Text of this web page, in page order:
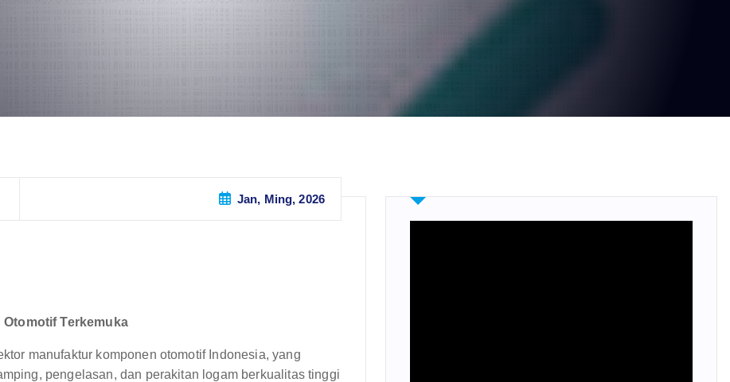
Jan, Ming, 2026
Terkemuka
manufaktur komponen otomotif Indonesia, yang
pengelasan, dan perakitan logam berkualitas tinggi